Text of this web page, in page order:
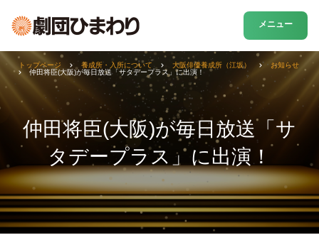
メニュー
仲田将臣(大阪)が毎日放送「サ
タデープラス」に出演！
トップページ 養成所・入所について 大阪俳優養成所（江坂）
お知らせ
仲田将臣(大阪)が毎日放送「サタデープラス」に出演！